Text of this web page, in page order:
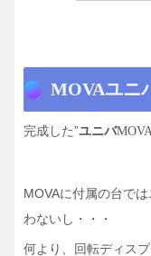
MOVAユニ
完成した”ユニバ
MOVAに付属の台で
わないし・・・
何より、回転ディス